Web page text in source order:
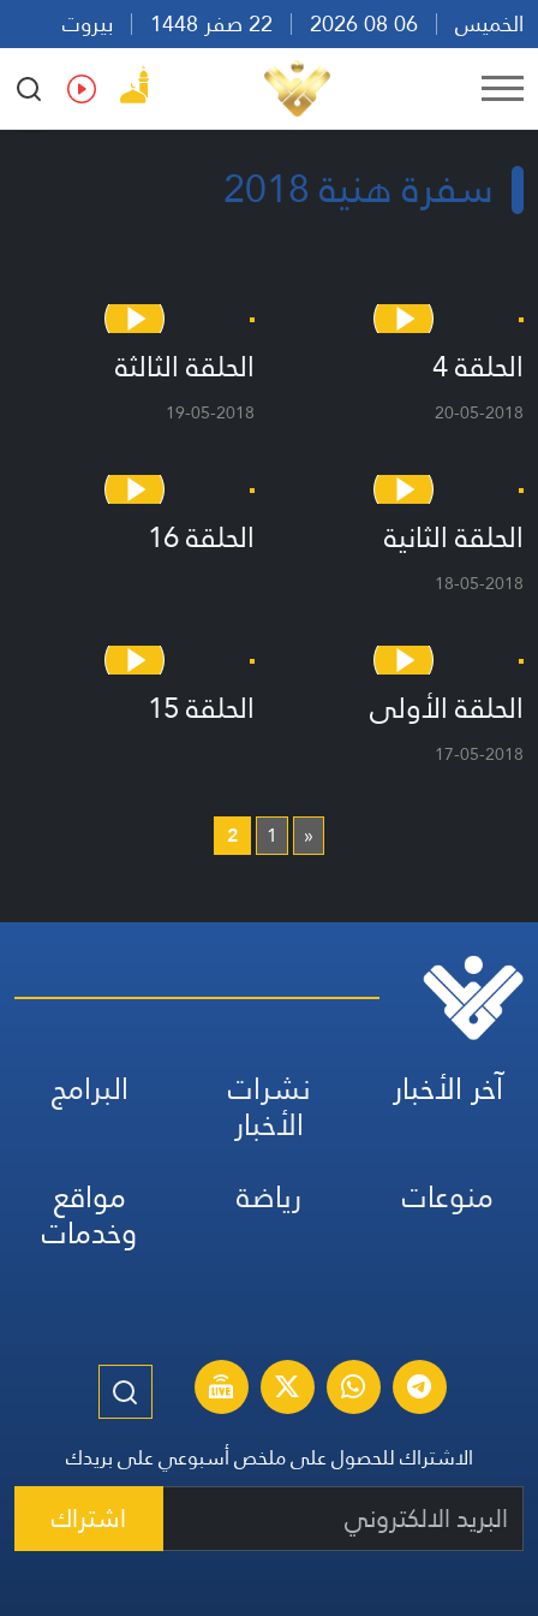
الخميس
بيروت
05:07
Ar En Fr Es
سفرة هنية 2018
الحلقة 4
20-05-2018
الحلقة الثالثة
19-05-2018
الحلقة الثانية
18-05-2018
الحلقة 16
الحلقة الأولى
17-05-2018
الحلقة 15
«
1
2
آخر الأخبار نشرات
الأخبار
البرامج
منوعات
رياضة مواقع
وخدمات
الاشتراك للحصول على ملخص أسبوعي على بريدك
اشتراك